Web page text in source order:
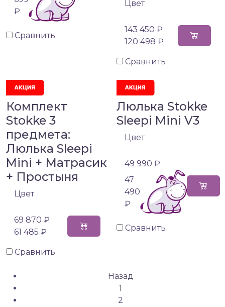
₽
Сравнить
Цвет
143 450 ₽
120 498 ₽
Сравнить
Комплект
Stokke 3
предмета:
Люлька Sleepi
Mini + Матрасик
+ Простыня
Цвет
69 870 ₽
61 485 ₽
Сравнить
Люлька Stokke
Sleepi Mini V3
Цвет
49 990 ₽
47
490
₽
Сравнить
Назад
1
2